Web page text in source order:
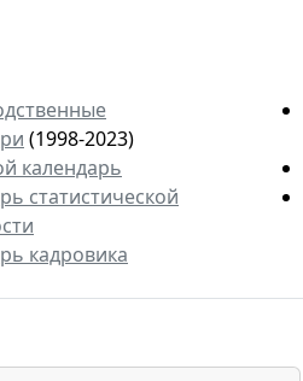
(1998-2023)
календарь
статистической
кадровика